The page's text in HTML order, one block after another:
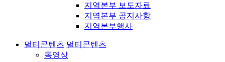
지역본부 보도자료
지역본부 공지사항
지역본부행사
멀티콘텐츠 멀티콘텐츠
동영상